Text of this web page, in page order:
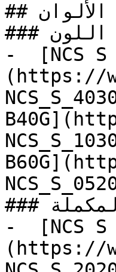
## توافقيات الألوان
### أحادية اللون
-  [NCS S
(https://
### المكملة
-  [NCS S
(https://